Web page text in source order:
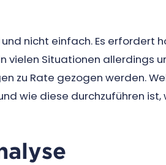
nicht einfach. Es erfordert
vielen Situationen allerdings
zu Rate gezogen werden.
wie diese durchzuführen